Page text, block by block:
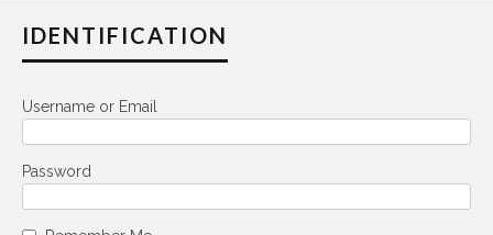
IDENTIFICATION
Username or Email
Password